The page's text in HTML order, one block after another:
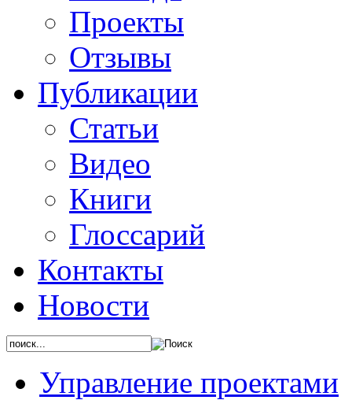
Проекты
Отзывы
Публикации
Статьи
Видео
Книги
Глоссарий
Контакты
Новости
Управление проектами